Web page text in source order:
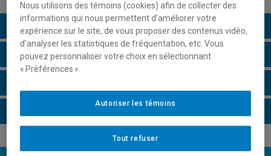
Description du cours
Horaire - Été 2026
Nous utilisons des témoins (cookies) afin de collecter des
informations qui nous permettent d’améliorer votre
expérience sur le site, de vous proposer des contenus vidéo,
d’analyser les statistiques de fréquentation, etc. Vous
pouvez personnaliser votre choix en sélectionnant
« Préférences ».
Tout refuser
Autoriser les témoins